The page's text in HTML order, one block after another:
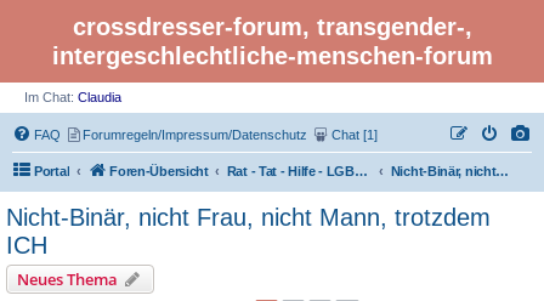
crossdresser-forum, transgender-,
intergeschlechtliche-menschen-forum
Im Chat: Claudia
FAQ Forumregeln/Impressum/Datenschutz Chat [1]
Portal Foren-Übersicht Rat - Tat - Hilfe - LGBTI Rights - Infos Nicht-Binär, nicht Frau, nicht Mann, trotzdem ICH
Nicht-Binär, nicht Frau, nicht Mann, trotzdem
ICH
Neues Thema